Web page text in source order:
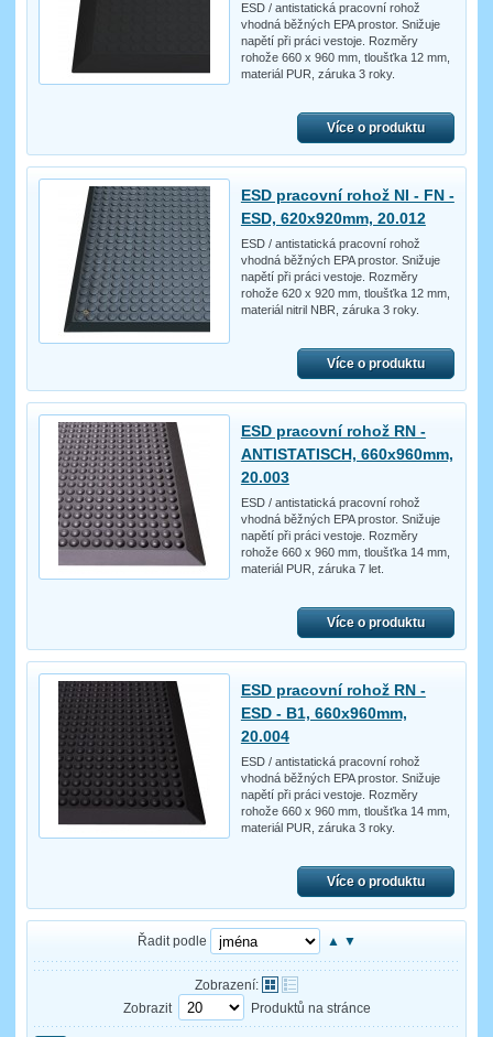
ESD / antistatická pracovní rohož
vhodná běžných EPA prostor. Snižuje
napětí při práci vestoje. Rozměry
rohože 660 x 960 mm, tloušťka 12 mm,
materiál PUR, záruka 3 roky.
Více o produktu
ESD pracovní rohož NI - FN -
ESD, 620x920mm, 20.012
ESD / antistatická pracovní rohož
vhodná běžných EPA prostor. Snižuje
napětí při práci vestoje. Rozměry
rohože 620 x 920 mm, tloušťka 12 mm,
materiál nitril NBR, záruka 3 roky.
Více o produktu
ESD pracovní rohož RN -
ANTISTATISCH, 660x960mm,
20.003
ESD / antistatická pracovní rohož
vhodná běžných EPA prostor. Snižuje
napětí při práci vestoje. Rozměry
rohože 660 x 960 mm, tloušťka 14 mm,
materiál PUR, záruka 7 let.
Více o produktu
ESD pracovní rohož RN -
ESD - B1, 660x960mm,
20.004
ESD / antistatická pracovní rohož
vhodná běžných EPA prostor. Snižuje
napětí při práci vestoje. Rozměry
rohože 660 x 960 mm, tloušťka 14 mm,
materiál PUR, záruka 3 roky.
Více o produktu
Řadit podle ▲ ▼
Zobrazení:
Zobrazit
Produktů na stránce